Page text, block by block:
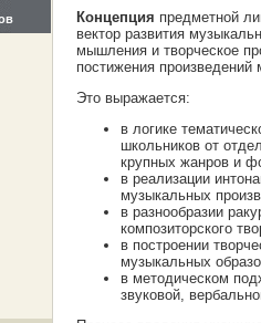
Концепция предметной
вектор развития
мышления и творческое
постижения произведений
Это выражается:
в логике
школьников от
крупных жанров и
в реализации
музыкальных
в разнообразии
композиторского
в построении
музыкальных
в методическом
звуковой,